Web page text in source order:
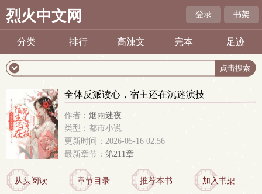
烈火中文网 登录 书架
分类 排行 高辣文 完本 足迹
全体反派读心，宿主还在沉迷演技
作者： 烟雨迷夜
类型：都市小说
更新时间：2026-05-16 02:56
最新章节： 第211章
从头阅读 章节目录 推荐本书 加入书架